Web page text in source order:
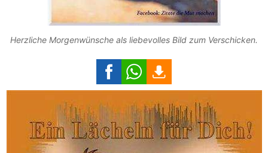
Herzliche Morgenwünsche als liebevolles Bild zum Verschicken.